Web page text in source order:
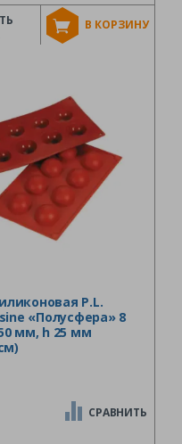
В КОРЗИНУ
P.L.
«Полусфера» 8
мм, h 25 мм
СРАВНИТЬ